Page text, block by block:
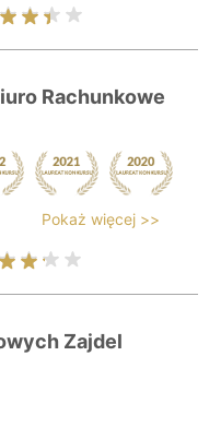
Rachunkowe
Pokaż więcej >>
Zajdel